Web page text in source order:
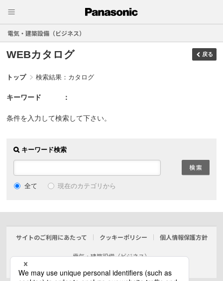
電気・建築設備（ビジネス）
WEBカタログ 戻る
トップ 検索結果：カタログ
キーワード
条件を入力して検索して下さい。
キーワード検索
全て 現在のカテゴリから
サイトのご利用にあたって クッキーポリシー 個人情報保護方針
電気・建築設備（ビジネス）